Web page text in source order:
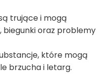
trujące i mogą
oraz problemy
które mogą
brzucha i letarg.